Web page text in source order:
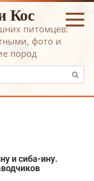
Кос
питомцев:
фото и
пород
и сиба-ину.